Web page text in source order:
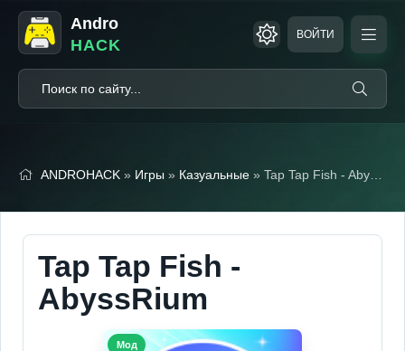
Andro
HACK
ВОЙТИ
ANDROHACK » Игры » Казуальные » Tap Tap Fish - AbyssRium (Мод, Бесплатные покупки)
Tap Tap Fish -
AbyssRium
Мод